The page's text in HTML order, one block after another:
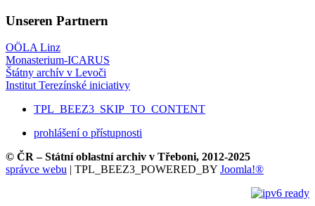
Unseren Partnern
OÖLA Linz
Monasterium-ICARUS
Štátny archív v Levoči
Institut Terezínské iniciativy
TPL_BEEZ3_SKIP_TO_CONTENT
prohlášení o přístupnosti
© ČR – Státní oblastní archiv v Třeboni, 2012-2025
správce webu | TPL_BEEZ3_POWERED_BY Joomla!®